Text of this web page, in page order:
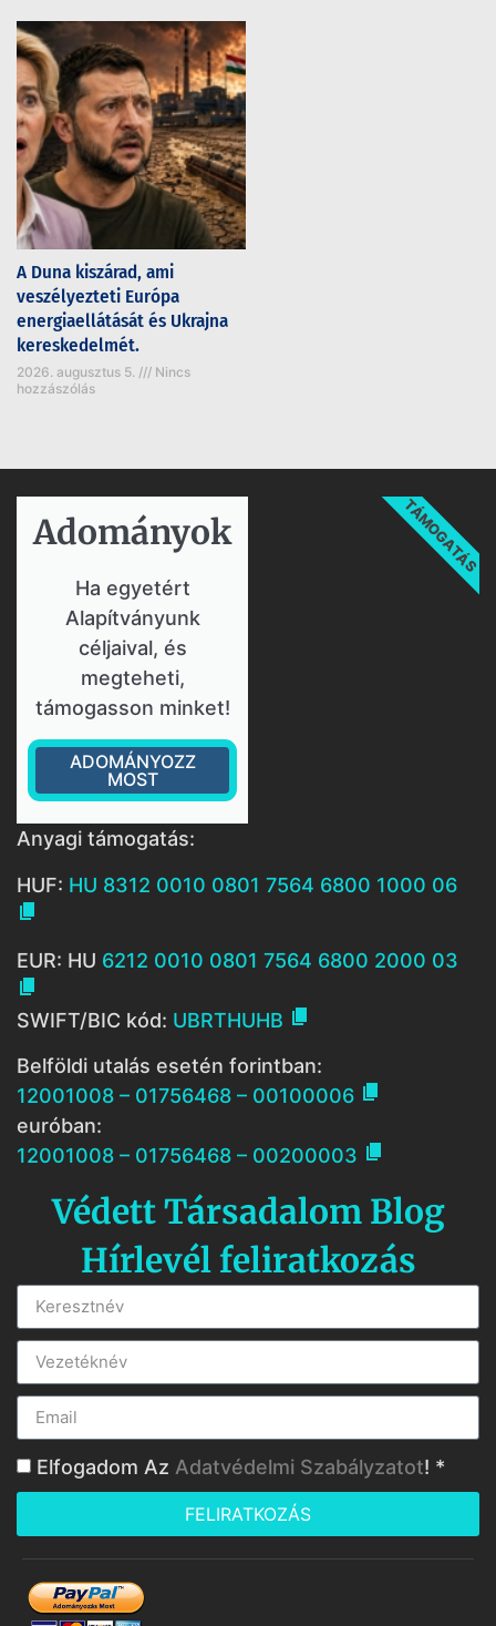
A Duna kiszárad, ami
veszélyezteti Európa
energiaellátását és Ukrajna
kereskedelmét.
2026. augusztus 5.
Nincs
hozzászólás
Adományok​
Ha egyetért
Alapítványunk
céljaival, és
megteheti,
támogasson minket!
ADOMÁNYOZZ
MOST
TÁMOGATÁS
Anyagi támogatás:
HUF: HU 8312 0010 0801 7564 6800 1000 06

EUR: HU 6212 0010 0801 7564 6800 2000 03

SWIFT/BIC kód: UBRTHUHB 
Belföldi utalás esetén forintban:
12001008 – 01756468 – 00100006 
euróban:
12001008 – 01756468 – 00200003 
Védett Társadalom Blog
Hírlevél feliratkozás
Elfogadom Az Adatvédelmi Szabályzatot! *
FELIRATKOZÁS